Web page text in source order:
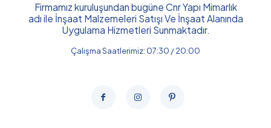
Firmamız kuruluşundan bugüne Cnr Yapı Mimarlık
adı ile İnşaat Malzemeleri Satışı Ve İnşaat Alanında
Uygulama Hizmetleri Sunmaktadır.
Çalışma Saatlerimiz: 07:30 / 20:00